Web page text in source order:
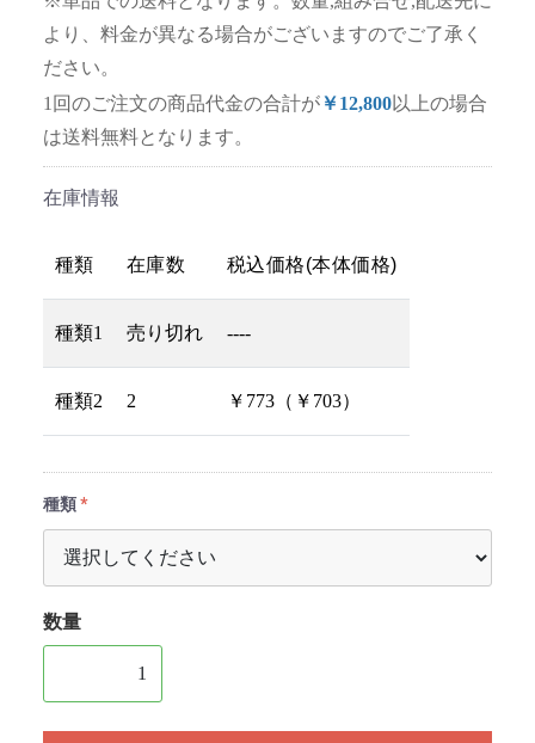
より、料金が異なる場合がございますのでご了承く
ださい。
1回のご注文の商品代金の合計が￥12,800以上の場合
は送料無料となります。
在庫情報
種類 在庫数 税込価格(本体価格)
種類1 売り切れ ----
種類2 2 ￥773（￥703）
種類
数量
1個以上の数量を入力してください